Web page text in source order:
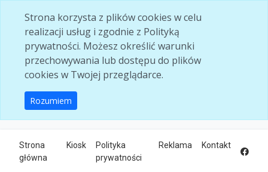
Strona korzysta z plików cookies w celu
realizacji usług i zgodnie z Polityką
prywatności. Możesz określić warunki
przechowywania lub dostępu do plików
cookies w Twojej przeglądarce.
Rozumiem
Strona
główna
Kiosk
Polityka
prywatności
Reklama Kontakt